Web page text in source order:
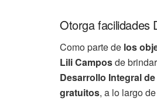
Otorga facilidades
Como parte de los
Lili Camposde
Desarrollo Integral
gratuitos, a lo largo